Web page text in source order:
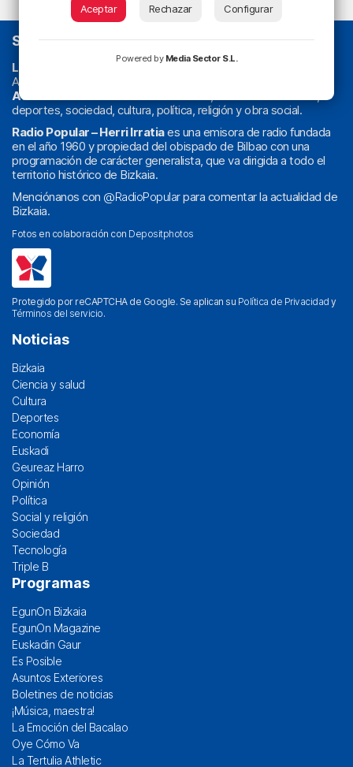
SOBRE NOSOTROS
La radio sin cadenas
. Desde 1960 haciendo radio en Bilbao.
Actualidad y
Athletic
deportes, sociedad, cultura, política, religión y obra social.
Radio Popular – Herri Irratiaes una emisora de radio fundada
en el año 1960 y propiedad del obispado de Bilbao con una
programación de carácter generalista, que va dirigida a todo el
territorio histórico de Bizkaia.
Menciónanos con @RadioPopularpara comentar la actualidad de
Bizkaia.
Fotos en colaboración con Depositphotos
Protegido por reCAPTCHA de Google. Se aplican su Política de Privacidad y
Términos del servicio.
Noticias
Bizkaia
Ciencia y salud
Cultura
Deportes
Economía
Euskadi
Geureaz Harro
Opinión
Política
Social y religión
Sociedad
Tecnología
Triple B
Programas
EgunOn Bizkaia
EgunOn Magazine
Euskadin Gaur
Es Posible
Asuntos Exteriores
Boletines de noticias
¡Música, maestra!
La Emoción del Bacalao
Oye Cómo Va
La Tertulia Athletic
Aceptar Rechazar Configurar
Powered by Media Sector S.L.